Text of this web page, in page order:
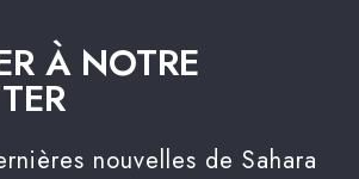
À NOTRE
nouvelles de Sahara